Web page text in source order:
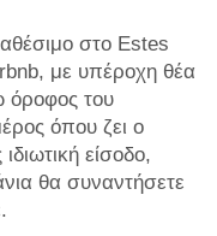
στο Estes
με υπέροχη θέα
όροφος του
όπου ζει ο
είσοδο,
θα συναντήσετε